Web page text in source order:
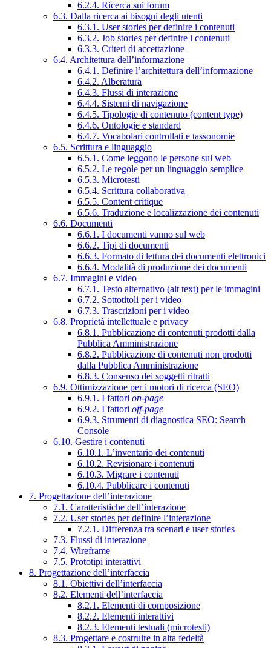
6.2.4. Ricerca sui forum
6.3. Dalla ricerca ai bisogni degli utenti
6.3.1. User stories per definire i contenuti
6.3.2. Job stories per definire i contenuti
6.3.3. Criteri di accettazione
6.4. Architettura dell’informazione
6.4.1. Definire l’architettura dell’informazione
6.4.2. Alberatura
6.4.3. Flussi di interazione
6.4.4. Sistemi di navigazione
6.4.5. Tipologie di contenuto (content type)
6.4.6. Ontologie e standard
6.4.7. Vocabolari controllati e tassonomie
6.5. Scrittura e linguaggio
6.5.1. Come leggono le persone sul web
6.5.2. Le regole per un linguaggio semplice
6.5.3. Microtesti
6.5.4. Scrittura collaborativa
6.5.5. Content critique
6.5.6. Traduzione e localizzazione dei contenuti
6.6. Documenti
6.6.1. I documenti vanno sul web
6.6.2. Tipi di documenti
6.6.3. Formato di lettura dei documenti elettronici
6.6.4. Modalità di produzione dei documenti
6.7. Immagini e video
6.7.1. Testo alternativo (alt text) per le immagini
6.7.2. Sottotitoli per i video
6.7.3. Trascrizioni per i video
6.8. Proprietà intellettuale e privacy
6.8.1. Pubblicazione di contenuti prodotti dalla
Pubblica Amministrazione
6.8.2. Pubblicazione di contenuti non prodotti
dalla Pubblica Amministrazione
6.8.3. Consenso dei soggetti ritratti
6.9. Ottimizzazione per i motori di ricerca (SEO)
6.9.1. I fattori on-page
6.9.2. I fattori off-page
6.9.3. Strumenti di diagnostica SEO: Search
Console
6.10. Gestire i contenuti
6.10.1. L’inventario dei contenuti
6.10.2. Revisionare i contenuti
6.10.3. Migrare i contenuti
6.10.4. Pubblicare i contenuti
7. Progettazione dell’interazione
7.1. Caratteristiche dell’interazione
7.2. User stories per definire l’interazione
7.2.1. Differenza tra scenari e user stories
7.3. Flussi di interazione
7.4. Wireframe
7.5. Prototipi interattivi
8. Progettazione dell’interfaccia
8.1. Obiettivi dell’interfaccia
8.2. Elementi dell’interfaccia
8.2.1. Elementi di composizione
8.2.2. Elementi interattivi
8.2.3. Elementi testuali (microtesti)
8.3. Progettare e costruire in alta fedeltà